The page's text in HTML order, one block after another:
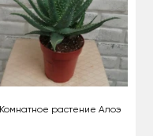
Комнатное растение Алоэ